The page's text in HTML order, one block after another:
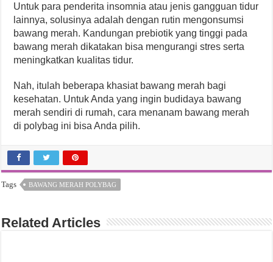
Untuk para penderita insomnia atau jenis gangguan tidur
lainnya, solusinya adalah dengan rutin mengonsumsi
bawang merah. Kandungan prebiotik yang tinggi pada
bawang merah dikatakan bisa mengurangi stres serta
meningkatkan kualitas tidur.
Nah, itulah beberapa khasiat bawang merah bagi
kesehatan. Untuk Anda yang ingin budidaya bawang
merah sendiri di rumah, cara menanam bawang merah
di polybag ini bisa Anda pilih.
Tags BAWANG MERAH POLYBAG
Related Articles